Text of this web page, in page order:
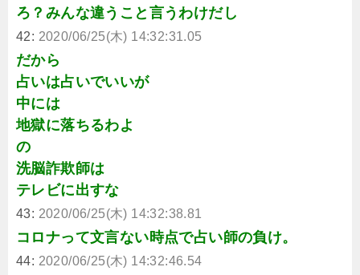
ろ？みんな違うこと言うわけだし
42: 2020/06/25(木) 14:32:31.05
だから
占いは占いでいいが
中には
地獄に落ちるわよ
の
洗脳詐欺師は
テレビに出すな
43: 2020/06/25(木) 14:32:38.81
コロナって文言ない時点で占い師の負け。
44: 2020/06/25(木) 14:32:46.54